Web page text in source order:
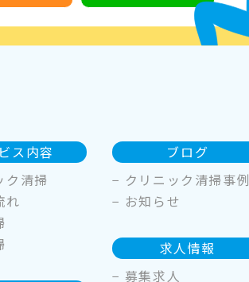
ス内容
ク清掃
れ
ブログ
− クリニック清掃事例
− お知らせ
求人情報
− 募集求人